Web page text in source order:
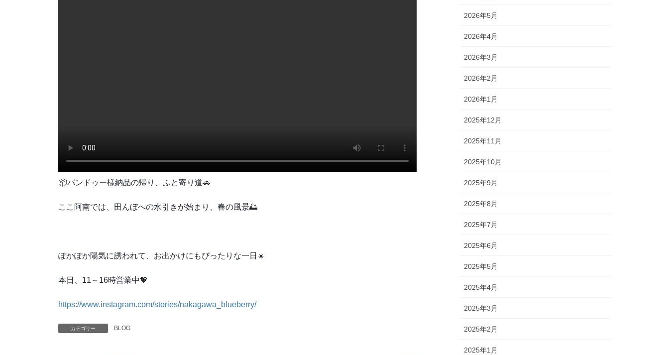
📦バンドゥー様納品の帰り、ふと寄り道🚗
ここ阿南では、田んぼへの水引きが始まり、春の風景🌅
ぽかぽか陽気に誘われて、お出かけにもぴったりな一日☀️
本日、11～16時営業中💖
https://www.instagram.com/stories/nakagawa_blueberry/
カテゴリー BLOG
2026年5月
2026年4月
2026年3月
2026年2月
2026年1月
2025年12月
2025年11月
2025年10月
2025年9月
2025年8月
2025年7月
2025年6月
2025年5月
2025年4月
2025年3月
2025年2月
2025年1月